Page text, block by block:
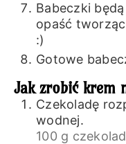
Babeczki
opaść
:)
Gotowe
Jak zrobić krem
Czekoladę
wodnej.
100 g